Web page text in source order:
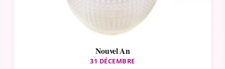
Nouvel An
31 DÉCEMBRE